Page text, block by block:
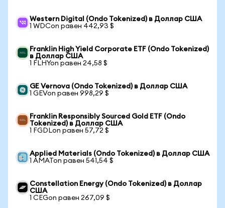
Western Digital (Ondo Tokenized) в Доллар США
1 WDCon равен 442,93 $
Franklin High Yield Corporate ETF (Ondo Tokenized)
в Доллар США
1 FLHYon равен 24,58 $
GE Vernova (Ondo Tokenized) в Доллар США
1 GEVon равен 998,29 $
Franklin Responsibly Sourced Gold ETF (Ondo
Tokenized) в Доллар США
1 FGDLon равен 57,72 $
Applied Materials (Ondo Tokenized) в Доллар США
1 AMATon равен 541,54 $
Constellation Energy (Ondo Tokenized) в Доллар
США
1 CEGon равен 267,09 $